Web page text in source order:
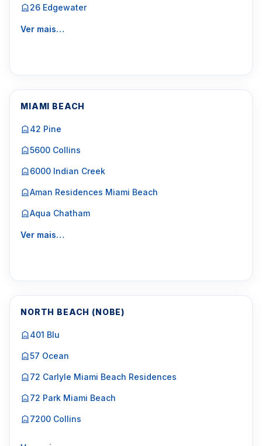
26 Edgewater
Ver mais…
MIAMI BEACH
42 Pine
5600 Collins
6000 Indian Creek
Aman Residences Miami Beach
Aqua Chatham
Ver mais…
NORTH BEACH (NOBE)
401 Blu
57 Ocean
72 Carlyle Miami Beach Residences
72 Park Miami Beach
7200 Collins